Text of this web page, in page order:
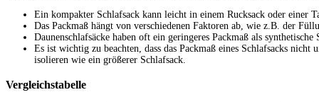
Ein kompakter Schlafsack kann leicht in einem Rucksack oder einer
Das Packmaß hängt von verschiedenen Faktoren ab, wie z.B. der
Daunenschlafsäcke haben oft ein geringeres Packmaß als
Es ist wichtig zu beachten, dass das Packmaß eines Schlafsacks
isolieren wie ein größerer Schlafsack.
Vergleichstabelle